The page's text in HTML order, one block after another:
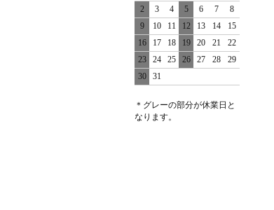
2
3 4 5 6 7
8
9
10 11 12 13 14
15
16
17 18 19 20 21
22
23
24 25 26 27 28
29
30
31
＊グレーの部分が休業日と
なります。